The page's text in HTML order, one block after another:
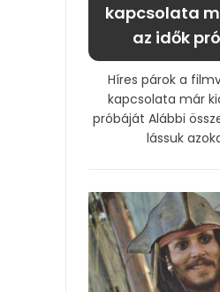
kapcsolata
az idők
Híres párok a
kapcsolata már
próbáját Alábbi
lássuk